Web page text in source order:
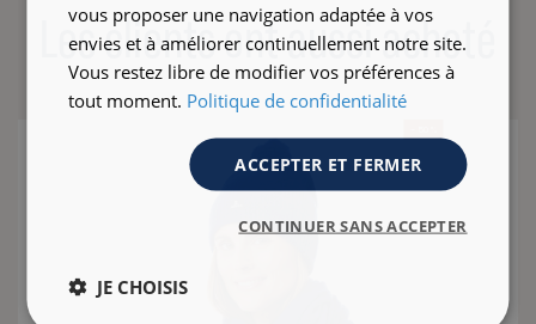
Les clients ont aussi acheté
vous proposer une navigation adaptée à vos
envies et à améliorer continuellement notre site.
Vous restez libre de modifier vos préférences à
tout moment. Politique de confidentialité
ACCEPTER ET FERMER
CONTINUER SANS ACCEPTER
JE CHOISIS